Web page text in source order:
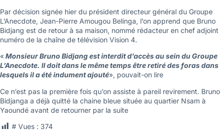
Par décision signée hier du président directeur général du Groupe
L’Anecdote, Jean-Pierre Amougou Belinga, l’on apprend que Bruno
Bidjang est de retour à sa maison, nommé rédacteur en chef adjoint
numéro de la chaîne de télévision Vision 4.
«Monsieur Bruno Bidjang est interdit d’accès au sein du Groupe
L’Anecdote. Il doit dans le même temps être retiré des foras dans
lesquels il a été indument ajouté», pouvait-on lire
Ce n’est pas la première fois qu’on assiste à pareil revirement. Bruno
Bidjanga a déjà quitté la chaine bleue située au quartier Nsam à
Yaoundé avant de retourner par la suite
# Vues : 374